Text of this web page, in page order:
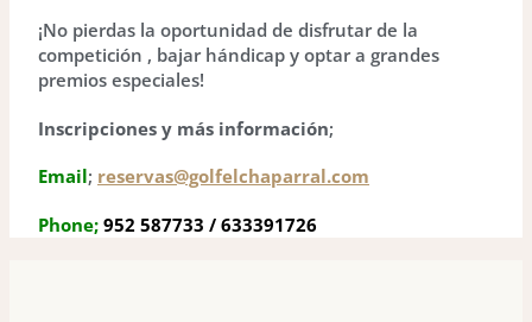
¡No pierdas la oportunidad de disfrutar de la
competición , bajar hándicap y optar a grandes
premios especiales!
Inscripciones y más información;
Email; reservas@golfelchaparral.com
Phone; 952 587733 / 633391726